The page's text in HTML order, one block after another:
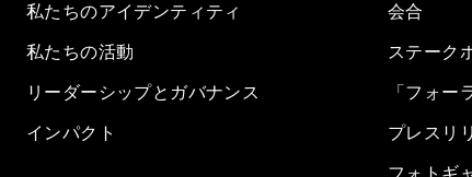
私たちのアイデンティティ
私たちの活動
リーダーシップとガバナンス
インパクト
会合
ステーク
「フォー
プレスリ